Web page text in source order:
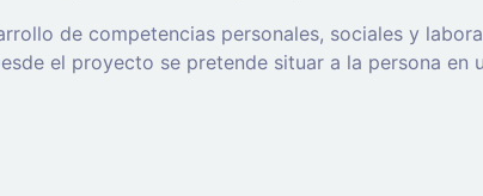
de competencias personales, sociales y
el proyecto se pretende situar a la persona